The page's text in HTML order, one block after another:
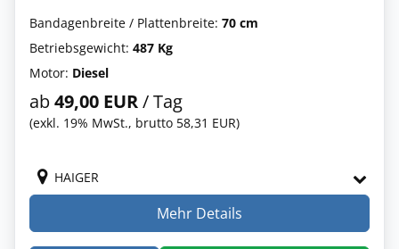
Bandagenbreite / Plattenbreite: 70 cm
Betriebsgewicht: 487 Kg
Motor: Diesel
ab49,00 EUR/ Tag
(exkl. 19% MwSt., brutto 58,31 EUR)
HAIGER
Mehr Details